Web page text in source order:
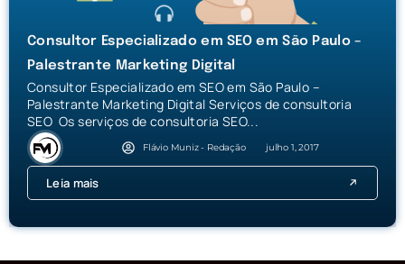
Consultor Especializado em SEO em São Paulo –
Palestrante Marketing Digital
Consultor Especializado em SEO em São Paulo –
Palestrante Marketing Digital Serviços de consultoria
SEO Os serviços de consultoria SEO...
Flávio Muniz - Redação julho 1, 2017
Leia mais